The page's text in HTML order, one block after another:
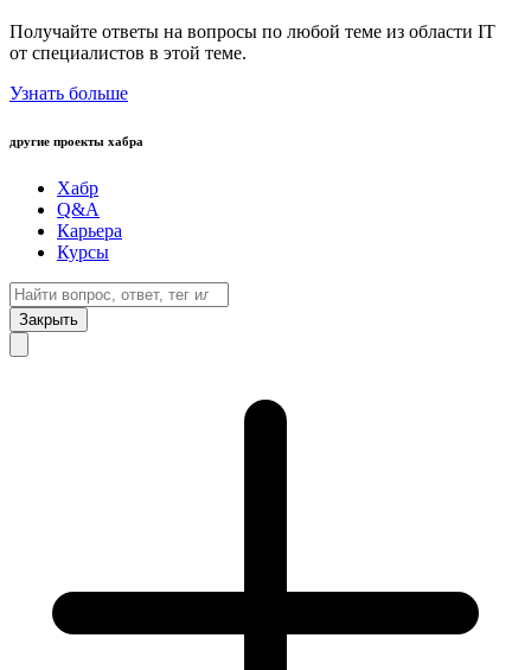
Получайте ответы на вопросы по любой теме из области IT
от специалистов в этой теме.
Узнать больше
другие проекты хабра
Хабр
Q&A
Карьера
Курсы
Закрыть